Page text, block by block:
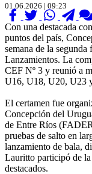
01.06.2026 | 09:23
Con una destacada
puntos del país,
semana de la
Lanzamientos. La
CEF Nº 3 y reunió a
U16, U18, U20, U23
El certamen fue
Concepción del
de Entre Ríos
pruebas de salto en
lanzamiento de bala,
Lauritto participó de la
destacados.